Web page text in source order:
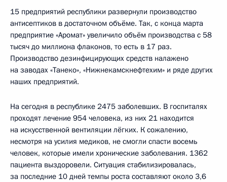
15 предприятий республики развернули производство
антисептиков в достаточном объёме. Так, с конца марта
предприятие «Аромат» увеличило объём производства с 58
тысяч до миллиона флаконов, то есть в 17 раз.
Производство дезинфицирующих средств налажено
на заводах «Танеко», «Нижнекамскнефтехим» и ряде других
наших предприятий.
На сегодня в республике 2475 заболевших. В госпиталях
проходят лечение 954 человека, из них 21 находится
на искусственной вентиляции лёгких. К сожалению,
несмотря на усилия медиков, не смогли спасти восемь
человек, которые имели хронические заболевания. 1362
пациента выздоровели. Ситуация стабилизировалась,
за последние 10 дней темпы роста составляют около 3,6